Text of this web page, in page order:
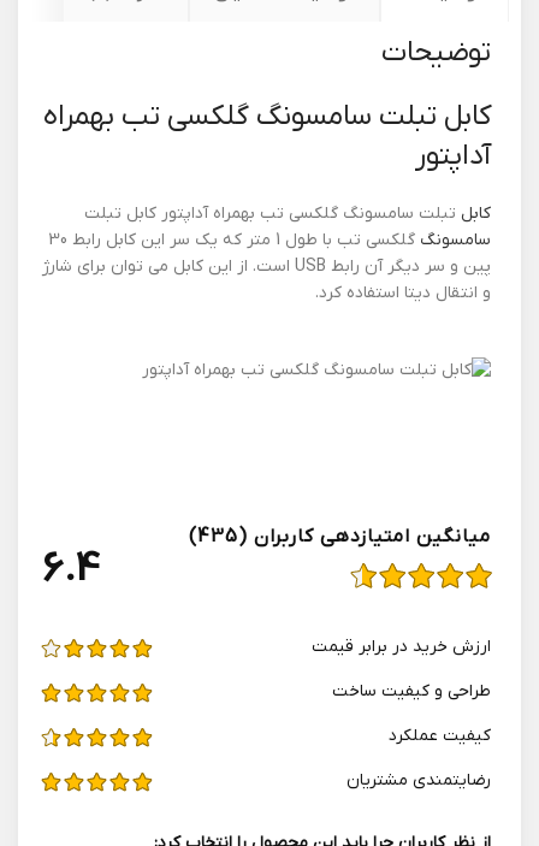
توضیحات
کابل تبلت سامسونگ گلکسی تب بهمراه
آداپتور
کابل تبلت سامسونگ گلکسی تب بهمراه آداپتور کابل تبلت
سامسونگ
گلکسی تب با طول 1 متر که یک سر این کابل رابط 30
پین و سر دیگر آن رابط USB است. از این کابل می توان برای شارژ
و انتقال دیتا استفاده کرد.
میانگین امتیازدهی کاربران (435)
4.6
ارزش خريد در برابر قيمت
طراحی و کيفيت ساخت
کيفيت عملکرد
رضایتمندی مشتریان